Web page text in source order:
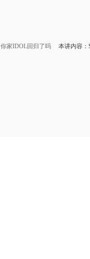
你家IDOL回归了吗 本讲内容：